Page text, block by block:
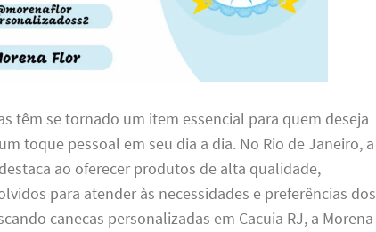
têm se tornado um item essencial para quem deseja
toque pessoal em seu dia a dia. No Rio de Janeiro, a
ao oferecer produtos de alta qualidade,
para atender às necessidades e preferências dos
canecas personalizadas em Cacuia RJ, a Morena